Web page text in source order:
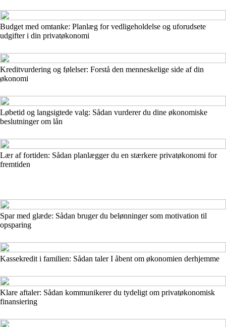
Budget med omtanke: Planlæg for vedligeholdelse og uforudsete
udgifter i din privatøkonomi
Kreditvurdering og følelser: Forstå den menneskelige side af din
økonomi
Løbetid og langsigtede valg: Sådan vurderer du dine økonomiske
beslutninger om lån
Lær af fortiden: Sådan planlægger du en stærkere privatøkonomi for
fremtiden
Spar med glæde: Sådan bruger du belønninger som motivation til
opsparing
Kassekredit i familien: Sådan taler I åbent om økonomien derhjemme
Klare aftaler: Sådan kommunikerer du tydeligt om privatøkonomisk
finansiering